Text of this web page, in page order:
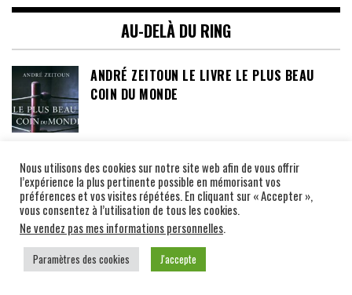
AU-DELÀ DU RING
ANDRÉ ZEITOUN LE LIVRE LE PLUS BEAU
COIN DU MONDE
LUCKY PUNCH LOTO, SAID TAGHMAOUI ET
MAITRE YODTONG
EXPO PHOTO VENEZ DECOUVRIR LE MUAY
THAI AUTHENTIQUE À TRAVERS 100 PHOTOS
Nous utilisons des cookies sur notre site web afin de vous offrir
l’expérience la plus pertinente possible en mémorisant vos
préférences et vos visites répétées. En cliquant sur « Accepter »,
vous consentez à l’utilisation de tous les cookies.
Ne vendez pas mes informations personnelles.
Paramètres des cookies J'accepte